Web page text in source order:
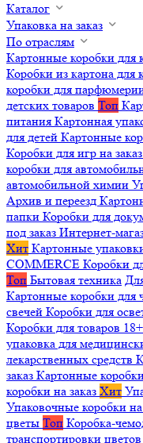
Каталог
Упаковка на заказ
По отраслям
Картонные коробки для
Коробки из картона для
коробки для
детских товаров Топ
питания Картонная
для детей Картонные
Коробки для игр на заказ
коробки для
автомобильной химии
Архив и переезд
папки Коробки для
под заказ Интернет-
Хит Картонные
COMMERCE Коробки
Топ Бытовая техника
Картонные коробки для
свечей Коробки для
Коробки для товаров 18+
упаковка для
лекарственных средств
заказ Картонные
коробки на заказ Хит
Упаковочные коробки
цветы Топ Коробка-
транспортировки цветов